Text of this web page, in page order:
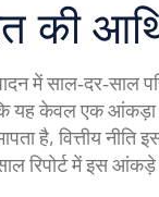
की
में साल‑दर‑साल
केवल एक आंकड़ा
है, वित्तीय
रिपोर्ट में इस आंकड़े